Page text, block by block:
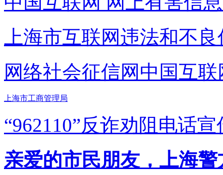
上海市互联网违法和不
网络社会征信网 中国互
上海市工商管理局
“962110”反诈劝阻电话宣
亲爱的市民朋友，上海